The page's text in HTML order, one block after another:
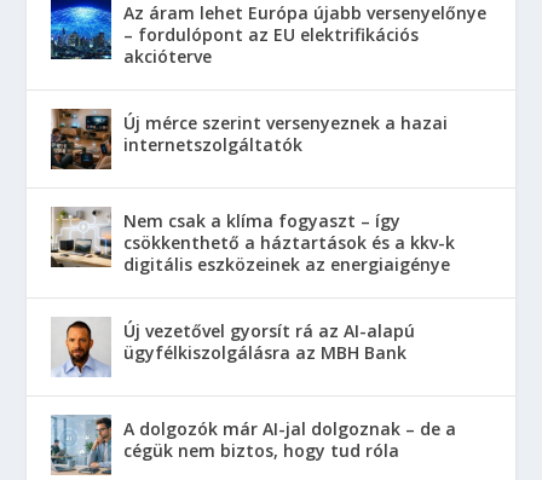
Az áram lehet Európa újabb versenyelőnye
– fordulópont az EU elektrifikációs
akcióterve
Új mérce szerint versenyeznek a hazai
internetszolgáltatók
Nem csak a klíma fogyaszt – így
csökkenthető a háztartások és a kkv-k
digitális eszközeinek az energiaigénye
Új vezetővel gyorsít rá az AI-alapú
ügyfélkiszolgálásra az MBH Bank
A dolgozók már AI-jal dolgoznak – de a
cégük nem biztos, hogy tud róla